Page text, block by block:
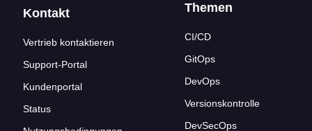
Kontakt
Vertrieb kontaktieren
Support-Portal
Kundenportal
Status
Themen
CI/CD
GitOps
DevOps
Versionskontrolle
DevSecOps